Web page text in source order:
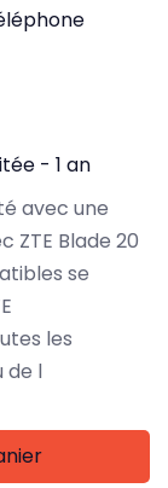
- 1 an
avec une
Blade 20
se
les
de l